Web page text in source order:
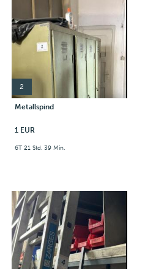
2
Metallspind
1 EUR
6T 21 Std. 39 Min.